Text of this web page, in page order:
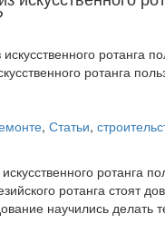
ротанга
, Статьи,
ротанга
ротанга стоят
научились делать